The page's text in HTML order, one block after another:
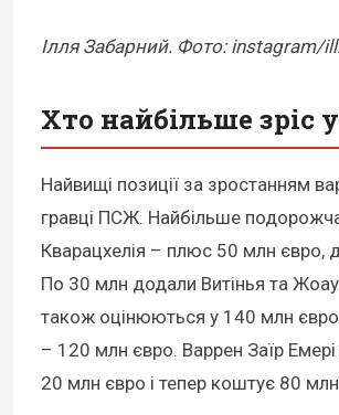
Ілля Забарний. Фото: instagram/
Хто найбільше зріс
Найвищі позиції за зростанням
гравці ПСЖ. Найбільше
Кварацхелія – плюс 50 млн євро,
По 30 млн додали Витінья та
також оцінюються у 140 млн
– 120 млн євро. Варрен Заїр Емері
20 млн євро і тепер коштує 80